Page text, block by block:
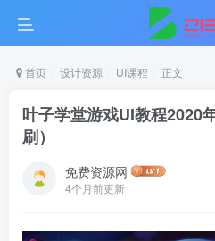
首页 设计资源 UI课程 正文
叶子学堂游戏UI教程2020
刷）
免费资源网
4个月前更新